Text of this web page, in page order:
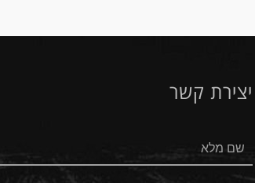
יצירת קשר